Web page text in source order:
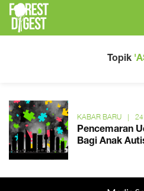
Topik
KABAR BARU |
Pencemaran
Bagi Anak